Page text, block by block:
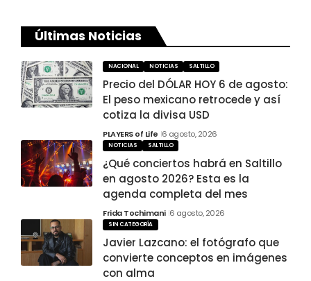
Últimas Noticias
NACIONAL NOTICIAS SALTILLO
Precio del DÓLAR HOY 6 de agosto:
El peso mexicano retrocede y así
cotiza la divisa USD
PLAYERS of Life 6 agosto, 2026
NOTICIAS SALTILLO
¿Qué conciertos habrá en Saltillo
en agosto 2026? Esta es la
agenda completa del mes
Frida Tochimani 6 agosto, 2026
SIN CATEGORÍA
Javier Lazcano: el fotógrafo que
convierte conceptos en imágenes
con alma